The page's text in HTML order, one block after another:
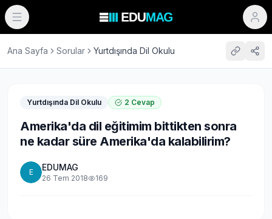
Ana Sayfa Sorular Yurtdışında Dil Okulu
Yurtdışında Dil Okulu 2 Cevap
Amerika'da dil eğitimim bittikten sonra
ne kadar süre Amerika'da kalabilirim?
E EDUMAG
26 Tem 2018 169